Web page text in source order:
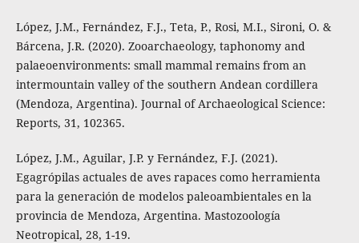
López, J.M., Fernández, F.J., Teta, P., Rosi, M.I., Sironi, O. &
Bárcena, J.R. (2020). Zooarchaeology, taphonomy and
palaeoenvironments: small mammal remains from an
intermountain valley of the southern Andean cordillera
(Mendoza, Argentina). Journal of Archaeological Science:
Reports, 31, 102365.
López, J.M., Aguilar, J.P. y Fernández, F.J. (2021).
Egagrópilas actuales de aves rapaces como herramienta
para la generación de modelos paleoambientales en la
provincia de Mendoza, Argentina. Mastozoología
Neotropical, 28, 1-19.